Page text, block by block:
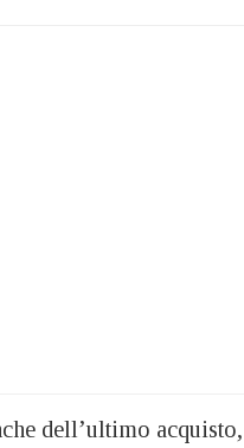
dell’ultimo acquisto,